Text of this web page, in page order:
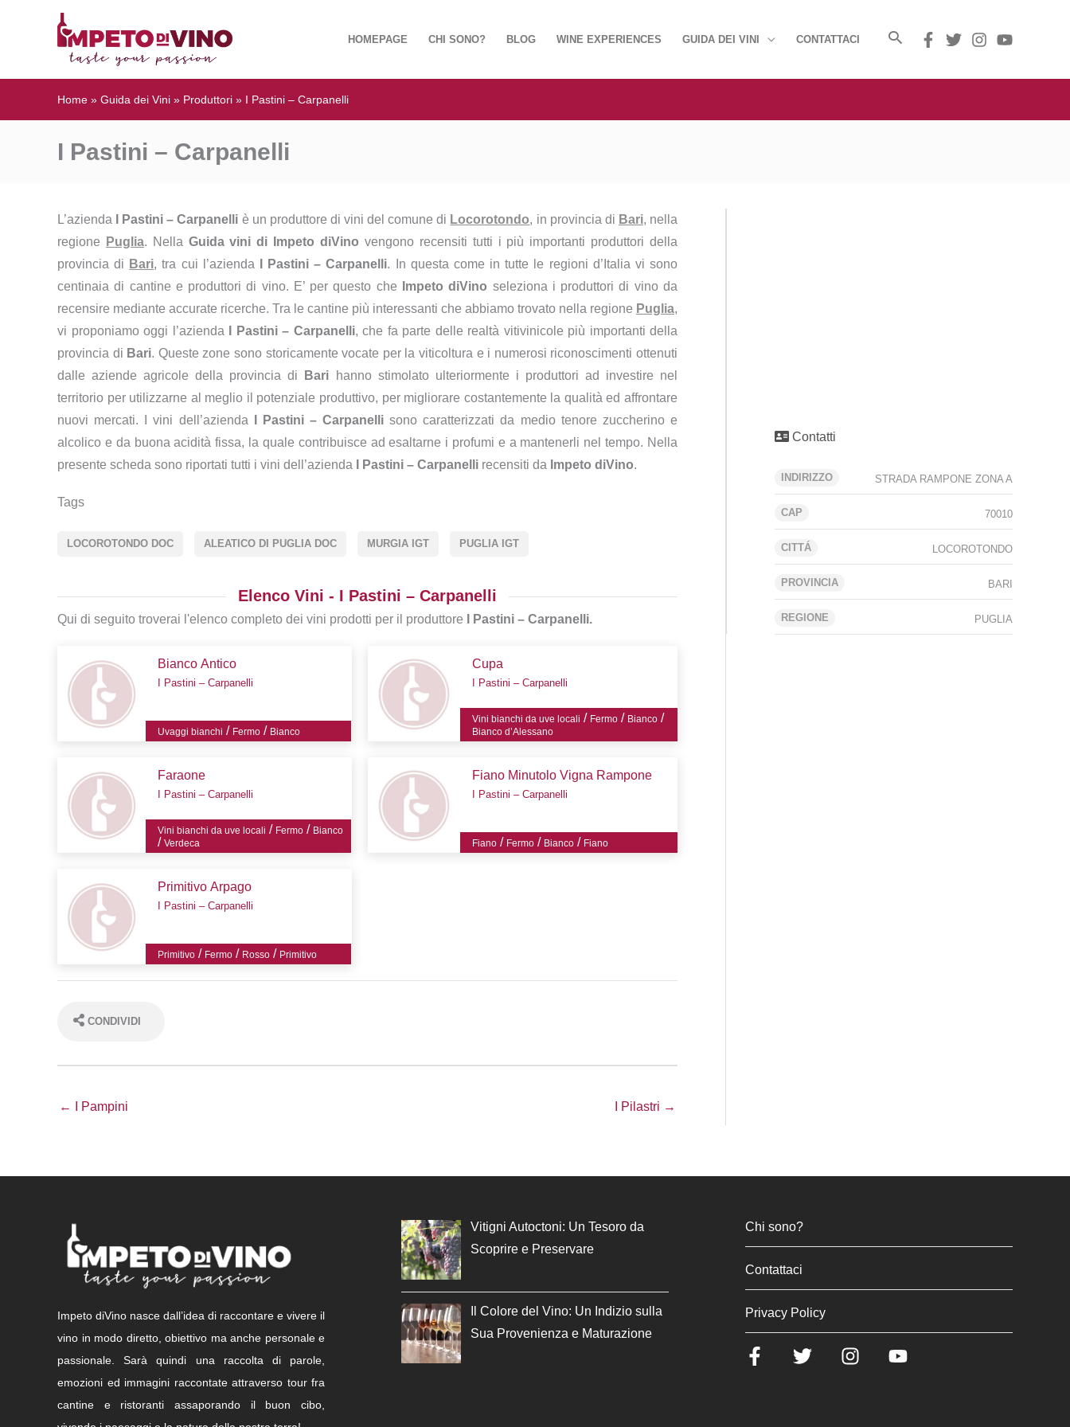
HOMEPAGE CHI SONO? BLOG WINE EXPERIENCES GUIDA DEI VINI CONTATTACI
Home » Guida dei Vini » Produttori » I Pastini – Carpanelli
I Pastini – Carpanelli
Contatti
INDIRIZZO STRADA RAMPONE ZONA A
CAP 70010
CITTÁ LOCOROTONDO
PROVINCIA BARI
REGIONE PUGLIA
L’azienda I Pastini – Carpanelli è un produttore di vini del comune di Locorotondo, in provincia di Bari, nella
regione
Puglia. Nella Guida vini di Impeto diVino vengono recensiti tutti i più importanti produttori della
provincia di Bari, tra cui l’azienda I Pastini – Carpanelli. In questa come in tutte le regioni d’Italia vi sono
centinaia di cantine e produttori di vino. E’ per questo che
Impeto diVino seleziona i produttori di vino da
recensire mediante accurate ricerche. Tra le cantine più interessanti che abbiamo trovato nella regione Puglia,
vi proponiamo oggi l’azienda
I Pastini – Carpanelli, che fa parte delle realtà vitivinicole più importanti della
provincia di Bari. Queste zone sono storicamente vocate per la viticoltura e i numerosi riconoscimenti ottenuti
dalle aziende agricole della provincia di
Bari hanno stimolato ulteriormente i produttori ad investire nel
territorio per utilizzarne al meglio il potenziale produttivo, per migliorare costantemente la qualità ed affrontare
nuovi mercati. I vini dell’azienda
I Pastini – Carpanelli sono caratterizzati da medio tenore zuccherino e
alcolico e da buona acidità fissa, la quale contribuisce ad esaltarne i profumi e a mantenerli nel tempo. Nella
presente scheda sono riportati tutti i vini dell’azienda
I Pastini – Carpanelli recensiti da Impeto diVino.
Tags
LOCOROTONDO DOC ALEATICO DI PUGLIA DOC MURGIA IGT PUGLIA IGT
Elenco Vini - I Pastini – Carpanelli
Qui di seguito troverai l'elenco completo dei vini prodotti per il produttore I Pastini – Carpanelli.
Bianco Antico
I Pastini – Carpanelli
Uvaggi bianchi / Fermo/ Bianco
Cupa
I Pastini – Carpanelli
Vini bianchi da uve locali / Fermo / Bianco /
Bianco d’Alessano
Faraone
I Pastini – Carpanelli
Vini bianchi da uve locali / Fermo/ Bianco
/ Verdeca
Fiano Minutolo Vigna Rampone
I Pastini – Carpanelli
Fiano / Fermo / Bianco / Fiano
Primitivo Arpago
I Pastini – Carpanelli
Primitivo/ Fermo/ Rosso/ Primitivo
CONDIVIDI
← I Pampini I Pilastri →
Impeto diVino nasce dall’idea di raccontare e vivere il
vino in modo diretto, obiettivo ma anche personale e
passionale. Sarà quindi una raccolta di parole,
emozioni ed immagini raccontate attraverso tour fra
cantine e ristoranti assaporando il buon cibo,
Vitigni Autoctoni: Un Tesoro da
Scoprire e Preservare
Il Colore del Vino: Un Indizio sulla
Sua Provenienza e Maturazione
Chi sono?
Contattaci
Privacy Policy